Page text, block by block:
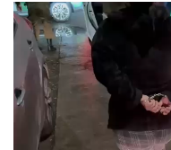
Deporte
Política
Espectáculos